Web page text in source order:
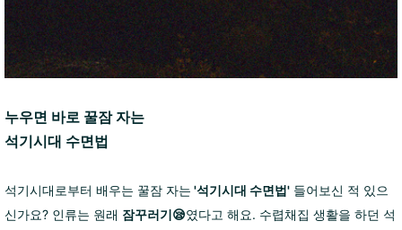
누우면 바로 꿀잠 자는
석기시대 수면법
석기시대로부터 배우는 꿀잠 자는 '석기시대 수면법' 들어보신 적 있으
신가요? 인류는 원래 잠꾸러기😪였다고 해요. 수렵채집 생활을 하던 석